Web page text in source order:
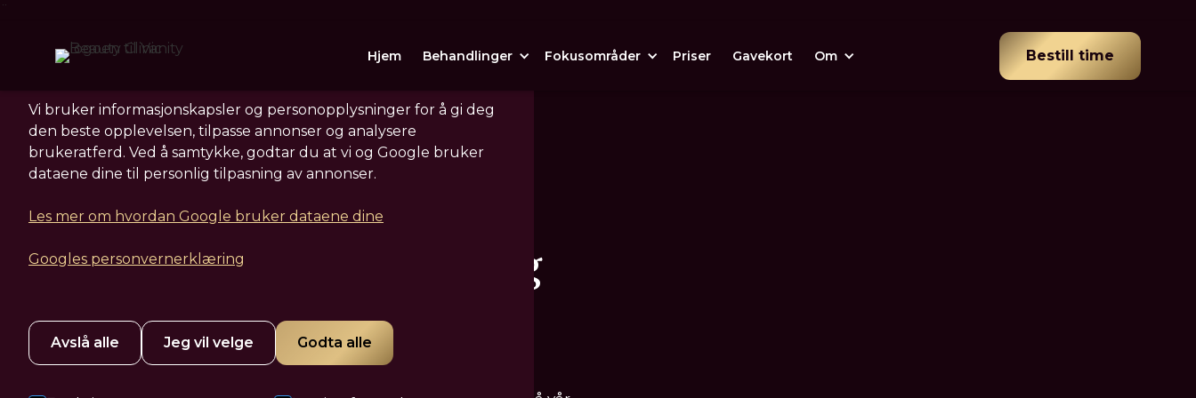
¨
Informasjonskapsler
Vi bruker informasjonskapsler og personopplysninger for å gi deg
den beste opplevelsen, tilpasse annonser og analysere
brukeratferd. Ved å samtykke, godtar du at vi og Google bruker
dataene dine til personlig tilpasning av annonser.
Les mer om hvordan Google bruker dataene dine
Googles personvernerklæring
Avslå alle Jeg vil velge Godta alle
Hjem Behandlinger Fokusområder Priser Gavekort Om Bestill time
Plages du over rynker og
linjer rundt øynene?